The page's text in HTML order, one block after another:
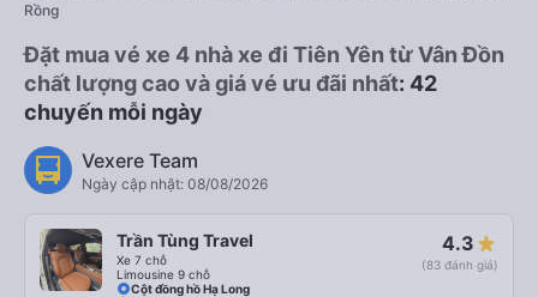
Rồng
Đặt mua vé xe 4 nhà xe đi Tiên Yên từ Vân Đồn
chất lượng cao và giá vé ưu đãi nhất: 42
chuyến mỗi ngày
Vexere Team
Ngày cập nhật: 08/08/2026
Trần Tùng Travel
Xe 7 chỗ
Limousine 9 chỗ
4.3
(83 đánh giá)
Cột đồng hồ Hạ Long